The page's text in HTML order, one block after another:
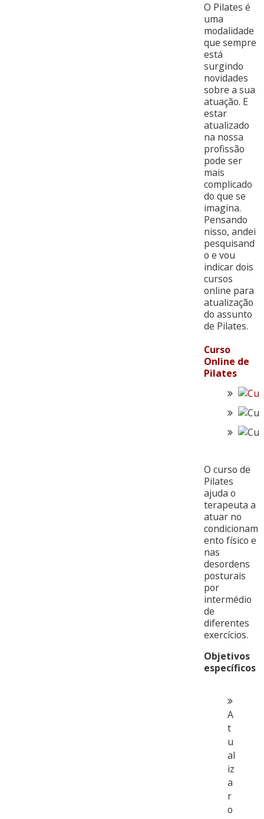
O Pilates é
uma
modalidade
que sempre
está
surgindo
novidades
sobre a sua
atuação. E
estar
atualizado
na nossa
profissão
pode ser
mais
complicado
do que se
imagina.
Pensando
nisso, andei
pesquisand
o e vou
indicar dois
cursos
online para
atualização
do assunto
de Pilates.
Curso
Online de
Pilates
O curso de
Pilates
ajuda o
terapeuta a
atuar no
condicionam
ento físico e
nas
desordens
posturais
por
intermédio
de
diferentes
exercícios.
Objetivos
específicos
A
t
u
al
iz
a
r
o